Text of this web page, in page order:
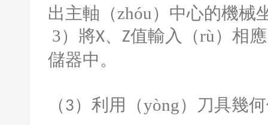
出主軸（zhóu）中心的機械
3）將X、 Z值輸入（rù）相
儲器中。
（3）利用（yòng）刀具幾